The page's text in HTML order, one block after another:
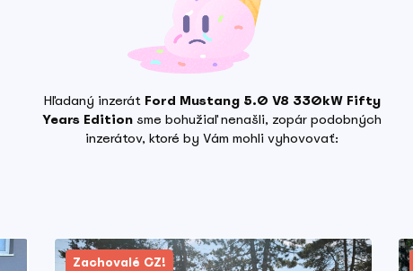
Hľadaný inzerátFord Mustang 5.0 V8 330kW Fifty
Years Edition sme bohužiaľ nenašli, zopár podobných
inzerátov, ktoré by Vám mohli vyhovovať:
Zachovalé CZ!